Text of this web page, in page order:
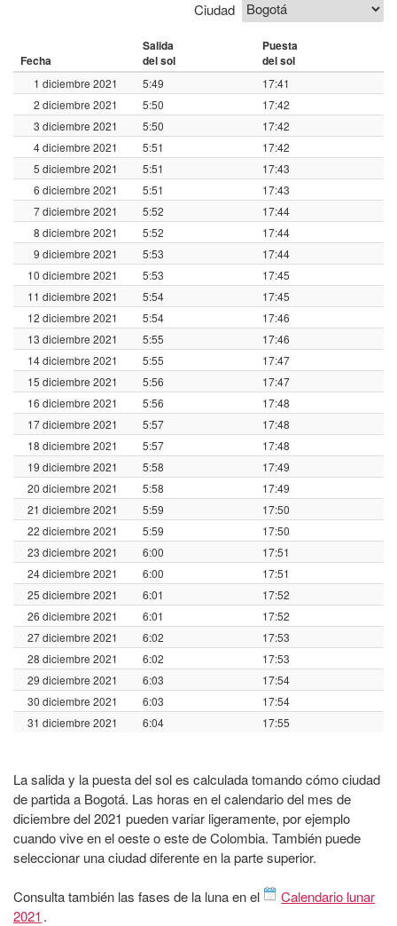
Ciudad
Fecha
Salida
del sol
Puesta
del sol
1 diciembre 2021 5:49
17:41
2 diciembre 2021
5:50
17:42
3 diciembre 2021
5:50
17:42
4 diciembre 2021
5:51
17:42
5 diciembre 2021
5:51
17:43
6 diciembre 2021
5:51
17:43
7 diciembre 2021
5:52
17:44
8 diciembre 2021
5:52
17:44
9 diciembre 2021
5:53
17:44
10 diciembre 2021
5:53
17:45
11 diciembre 2021
5:54
17:45
12 diciembre 2021
5:54
17:46
13 diciembre 2021
5:55
17:46
14 diciembre 2021
5:55
17:47
15 diciembre 2021
5:56
17:47
16 diciembre 2021
5:56
17:48
17 diciembre 2021
5:57
17:48
18 diciembre 2021
5:57
17:48
19 diciembre 2021
5:58
17:49
20 diciembre 2021
5:58
17:49
21 diciembre 2021
5:59
17:50
22 diciembre 2021
5:59
17:50
23 diciembre 2021
6:00
17:51
24 diciembre 2021
6:00
17:51
25 diciembre 2021
6:01
17:52
26 diciembre 2021
6:01
17:52
27 diciembre 2021
6:02
17:53
28 diciembre 2021
6:02
17:53
29 diciembre 2021
6:03
17:54
30 diciembre 2021
6:03
17:54
31 diciembre 2021
6:04 17:55
La salida y la puesta del sol es calculada tomando cómo ciudad
de partida a Bogotá. Las horas en el calendario del mes de
diciembre del 2021 pueden variar ligeramente, por ejemplo
cuando vive en el oeste o este de Colombia. También puede
seleccionar una ciudad diferente en la parte superior.
Consulta también las fases de la luna en el
Calendario lunar
2021 .